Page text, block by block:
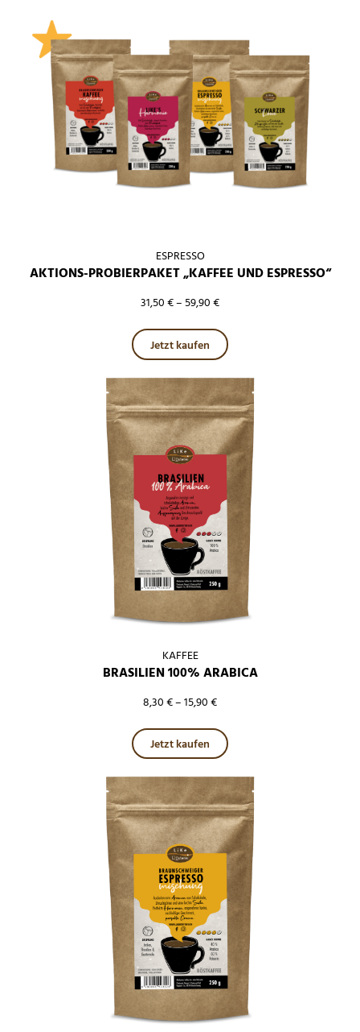
ESPRESSO
AKTIONS-PROBIERPAKET „KAFFEE UND ESPRESSO“
31,50€–59,90€
Jetzt kaufen Dieses Produkt weist
KAFFEE
BRASILIEN 100% ARABICA
8,30€–15,90€
Jetzt kaufen Dieses Produkt weist